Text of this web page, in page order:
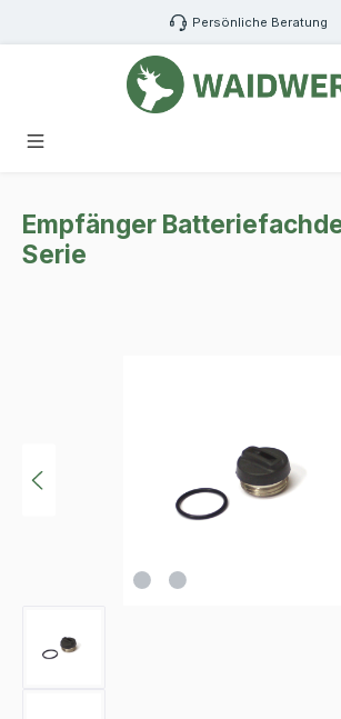
Zum Hauptinhalt springen Persönliche Beratung
Empfänger
Serie